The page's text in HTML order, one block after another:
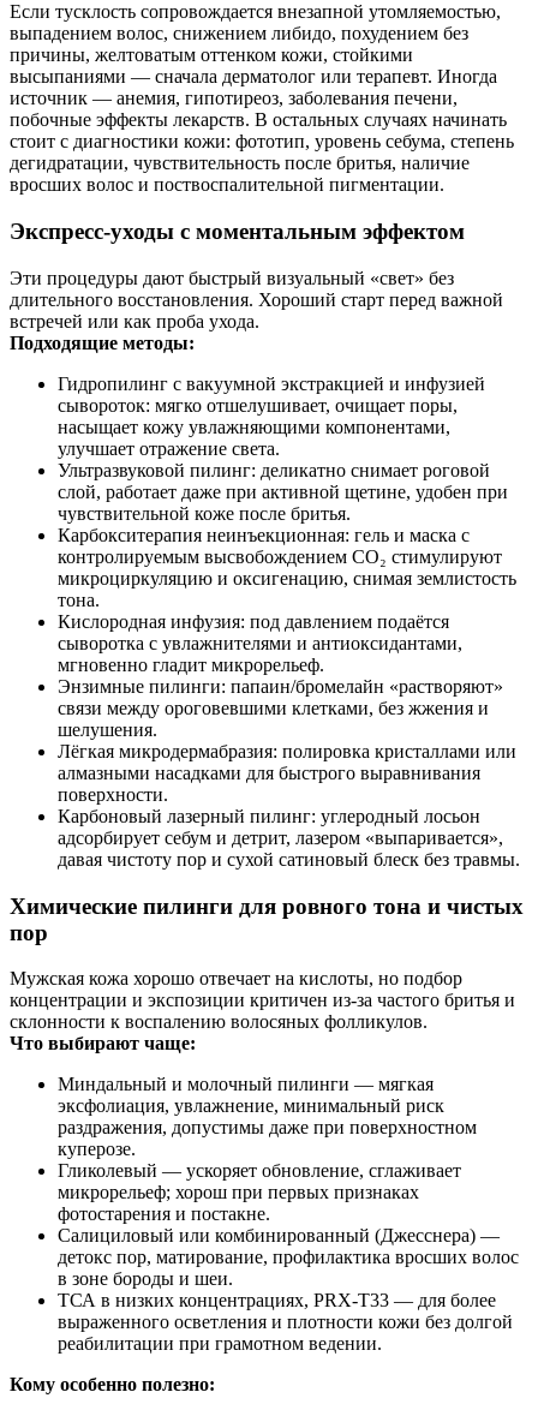
Если тусклость сопровождается внезапной утомляемостью,
выпадением волос, снижением либидо, похудением без
причины, желтоватым оттенком кожи, стойкими
высыпаниями — сначала дерматолог или терапевт. Иногда
источник — анемия, гипотиреоз, заболевания печени,
побочные эффекты лекарств. В остальных случаях начинать
стоит с диагностики кожи: фототип, уровень себума, степень
дегидратации, чувствительность после бритья, наличие
вросших волос и поствоспалительной пигментации.
Экспресс‑уходы с моментальным эффектом
Эти процедуры дают быстрый визуальный «свет» без
длительного восстановления. Хороший старт перед важной
встречей или как проба ухода.
Подходящие методы:
Гидропилинг с вакуумной экстракцией и инфузией
сывороток: мягко отшелушивает, очищает поры,
насыщает кожу увлажняющими компонентами,
улучшает отражение света.
Ультразвуковой пилинг: деликатно снимает роговой
слой, работает даже при активной щетине, удобен при
чувствительной коже после бритья.
Карбокситерапия неинъекционная: гель и маска с
контролируемым высвобождением CO₂ стимулируют
микроциркуляцию и оксигенацию, снимая землистость
тона.
Кислородная инфузия: под давлением подаётся
сыворотка с увлажнителями и антиоксидантами,
мгновенно гладит микрорельеф.
Энзимные пилинги: папаин/бромелайн «растворяют»
связи между ороговевшими клетками, без жжения и
шелушения.
Лёгкая микродермабразия: полировка кристаллами или
алмазными насадками для быстрого выравнивания
поверхности.
Карбоновый лазерный пилинг: углеродный лосьон
адсорбирует себум и детрит, лазером «выпаривается»,
давая чистоту пор и сухой сатиновый блеск без травмы.
Химические пилинги для ровного тона и чистых
пор
Мужская кожа хорошо отвечает на кислоты, но подбор
концентрации и экспозиции критичен из‑за частого бритья и
склонности к воспалению волосяных фолликулов.
Что выбирают чаще:
Миндальный и молочный пилинги — мягкая
эксфолиация, увлажнение, минимальный риск
раздражения, допустимы даже при поверхностном
куперозе.
Гликолевый — ускоряет обновление, сглаживает
микрорельеф; хорош при первых признаках
фотостарения и постакне.
Салициловый или комбинированный (Джесснера) —
детокс пор, матирование, профилактика вросших волос
в зоне бороды и шеи.
ТСА в низких концентрациях, PRX‑T33 — для более
выраженного осветления и плотности кожи без долгой
реабилитации при грамотном ведении.
Кому особенно полезно: